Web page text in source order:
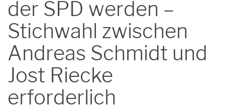
der SPD werden –
Stichwahl zwischen
Andreas Schmidt und
Jost Riecke
erforderlich